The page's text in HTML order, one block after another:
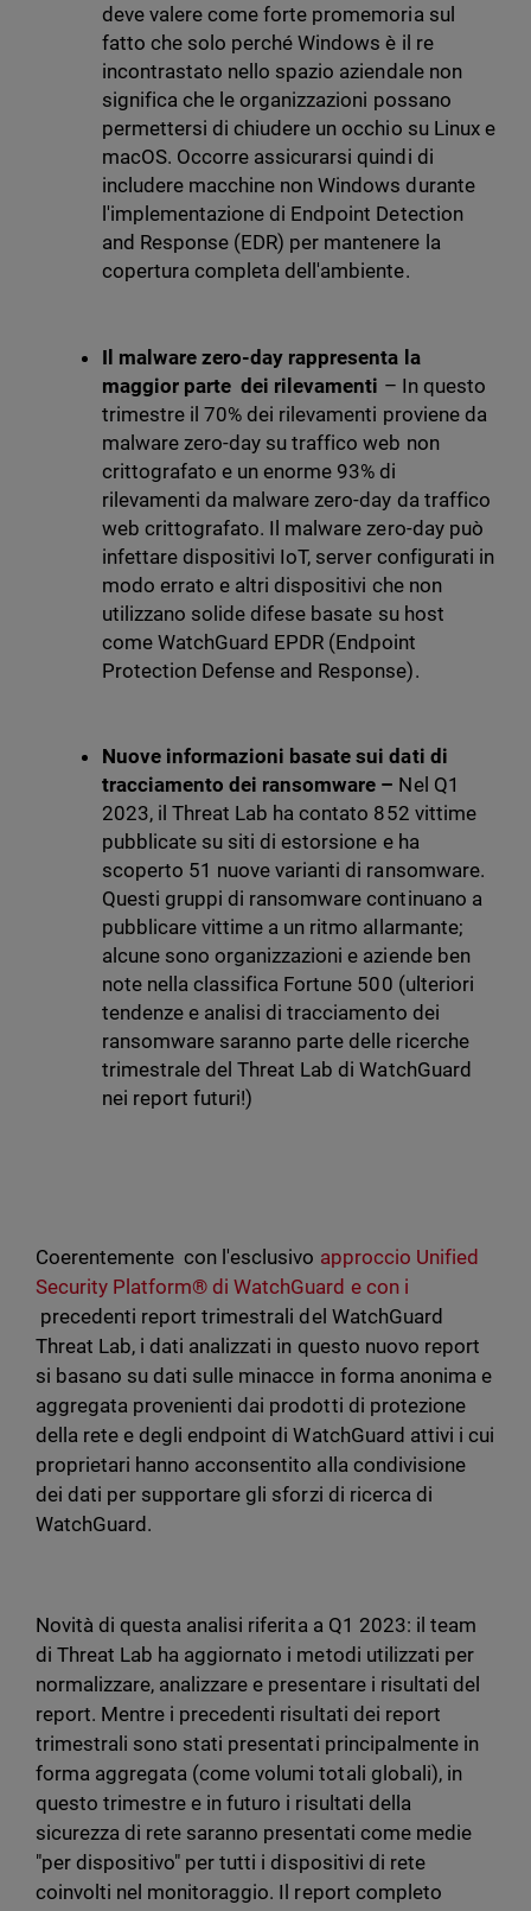
deve valere come forte promemoria sul
fatto che solo perché Windows è il re
incontrastato nello spazio aziendale non
significa che le organizzazioni possano
permettersi di chiudere un occhio su Linux e
macOS. Occorre assicurarsi quindi di
includere macchine non Windows durante
l'implementazione di Endpoint Detection
and Response (EDR) per mantenere la
copertura completa dell'ambiente.
Il malware zero-day rappresenta la
maggior parte dei rilevamenti – In questo
trimestre il 70% dei rilevamenti proviene da
malware zero-day su traffico web non
crittografato e un enorme 93% di
rilevamenti da malware zero-day da traffico
web crittografato. Il malware zero-day può
infettare dispositivi IoT, server configurati in
modo errato e altri dispositivi che non
utilizzano solide difese basate su host
come WatchGuard EPDR (Endpoint
Protection Defense and Response).
Nuove informazioni basate sui dati di
tracciamento dei ransomware – Nel Q1
2023, il Threat Lab ha contato 852 vittime
pubblicate su siti di estorsione e ha
scoperto 51 nuove varianti di ransomware.
Questi gruppi di ransomware continuano a
pubblicare vittime a un ritmo allarmante;
alcune sono organizzazioni e aziende ben
note nella classifica Fortune 500 (ulteriori
tendenze e analisi di tracciamento dei
ransomware saranno parte delle ricerche
trimestrale del Threat Lab di WatchGuard
nei report futuri!)
Coerentemente con l'esclusivo approccio Unified
Security Platform® di WatchGuard e con i
precedenti report trimestrali del WatchGuard
Threat Lab, i dati analizzati in questo nuovo report
si basano su dati sulle minacce in forma anonima e
aggregata provenienti dai prodotti di protezione
della rete e degli endpoint di WatchGuard attivi i cui
proprietari hanno acconsentito alla condivisione
dei dati per supportare gli sforzi di ricerca di
WatchGuard.
Novità di questa analisi riferita a Q1 2023: il team
di Threat Lab ha aggiornato i metodi utilizzati per
normalizzare, analizzare e presentare i risultati del
report. Mentre i precedenti risultati dei report
trimestrali sono stati presentati principalmente in
forma aggregata (come volumi totali globali), in
questo trimestre e in futuro i risultati della
sicurezza di rete saranno presentati come medie
"per dispositivo" per tutti i dispositivi di rete
coinvolti nel monitoraggio. Il report completo